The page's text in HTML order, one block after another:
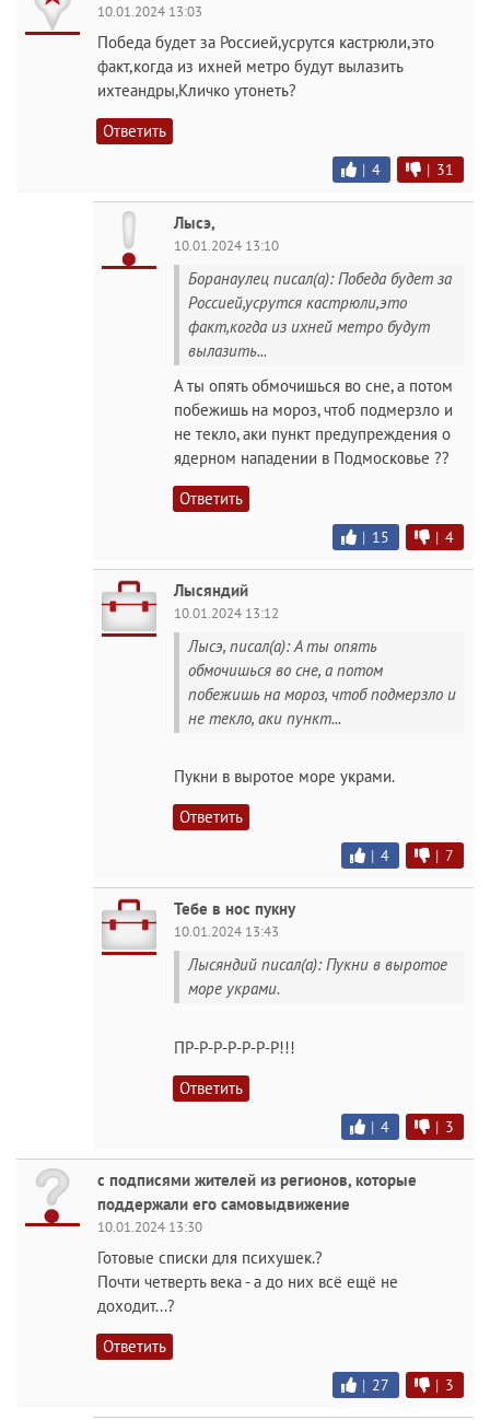
10.01.2024 13:03
Победа будет за Россией,усрутся кастрюли,это
факт,когда из ихней метро будут вылазить
ихтеандры,Кличко утонеть?
Ответить
| 4 | 31
Лысэ,
10.01.2024 13:10
Боранаулец писал(а): Победа будет за
Россией,усрутся кастрюли,это
факт,когда из ихней метро будут
вылазить...
А ты опять обмочишься во сне, а потом
побежишь на мороз, чтоб подмерзло и
не текло, аки пункт предупреждения о
ядерном нападении в Подмосковье ??
Ответить
| 15 | 4
Лысяндий
10.01.2024 13:12
Лысэ, писал(а): А ты опять
обмочишься во сне, а потом
побежишь на мороз, чтоб подмерзло и
не текло, аки пункт...
Пукни в выротое море украми.
Ответить
| 4 | 7
Тебе в нос пукну
10.01.2024 13:43
Лысяндий писал(а): Пукни в выротое
море украми.
ПР-Р-Р-Р-Р-Р-Р!!!
Ответить
| 4 | 3
с подписями жителей из регионов, которые
поддержали его самовыдвижение
10.01.2024 13:30
Готовые списки для психушек.?
Почти четверть века - а до них всё ещё не
доходит...?
Ответить
| 27 | 3